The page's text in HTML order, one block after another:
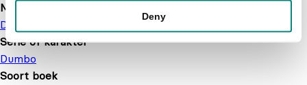
Deny
Merk
Disney
Serie of karakter
Dumbo
Soort boek